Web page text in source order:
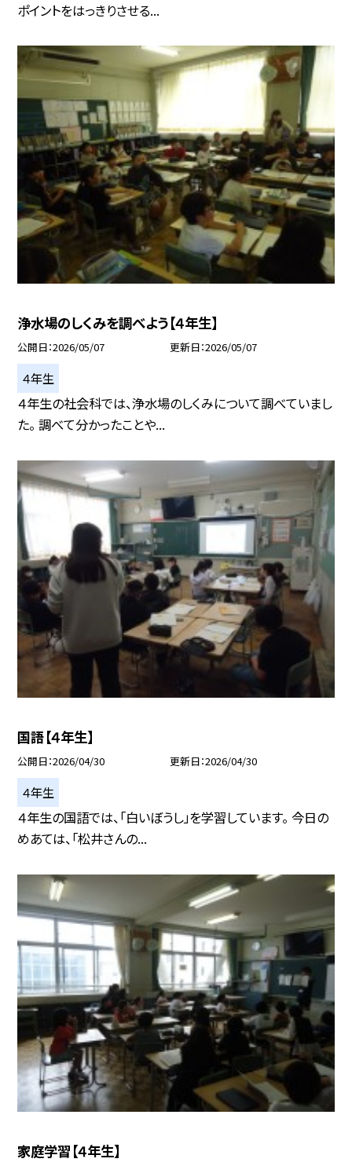
ポイントをはっきりさせる...
浄水場のしくみを調べよう【４年生】
公開日 2026/05/07 更新日 2026/05/07
４年生
４年生の社会科では、浄水場のしくみについて調べていまし
た。 調べて分かったことや...
国語【４年生】
公開日 2026/04/30 更新日 2026/04/30
４年生
４年生の国語では、「白いぼうし」を学習しています。 今日の
めあては、「松井さんの...
家庭学習【４年生】